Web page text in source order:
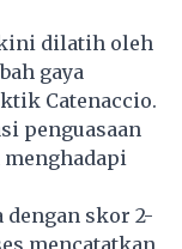
dilatih oleh
gaya
Catenaccio.
penguasaan
menghadapi
dengan skor 2-